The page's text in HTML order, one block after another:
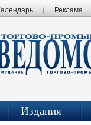
Реклама
Издания